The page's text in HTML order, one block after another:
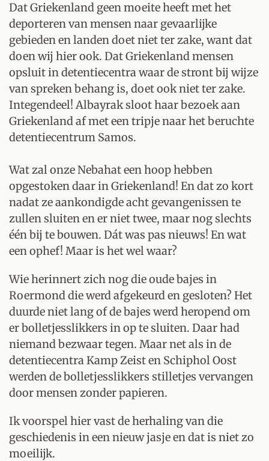
Dat Griekenland geen moeite heeft met het
deporteren van mensen naar gevaarlijke
gebieden en landen doet niet ter zake, want dat
doen wij hier ook. Dat Griekenland mensen
opsluit in detentiecentra waar de stront bij wijze
van spreken behang is, doet ook niet ter zake.
Integendeel! Albayrak sloot haar bezoek aan
Griekenland af met een tripje naar het beruchte
detentiecentrum Samos.
Wat zal onze Nebahat een hoop hebben
opgestoken daar in Griekenland! En dat zo kort
nadat ze aankondigde acht gevangenissen te
zullen sluiten en er niet twee, maar nog slechts
één bij te bouwen. Dát was pas nieuws! En wat
een ophef! Maar is het wel waar?
Wie herinnert zich nog die oude bajes in
Roermond die werd afgekeurd en gesloten? Het
duurde niet lang of de bajes werd heropend om
er bolletjesslikkers in op te sluiten. Daar had
niemand bezwaar tegen. Maar net als in de
detentiecentra Kamp Zeist en Schiphol Oost
werden de bolletjesslikkers stilletjes vervangen
door mensen zonder papieren.
Ik voorspel hier vast de herhaling van die
geschiedenis in een nieuw jasje en dat is niet zo
moeilijk.